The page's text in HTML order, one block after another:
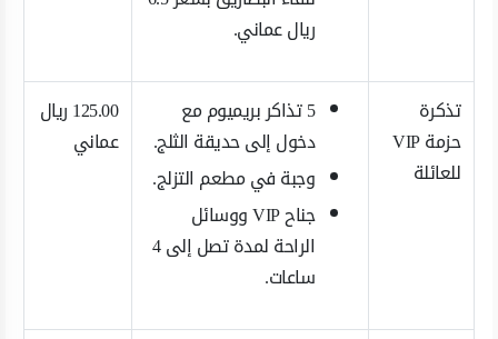
ريال عماني.
تذكرة
حزمة VIP
للعائلة
5 تذاكر بريميوم مع
دخول إلى حديقة الثلج.
وجبة في مطعم التزلج.
جناح VIP ووسائل
الراحة لمدة تصل إلى 4
ساعات.
125.00 ريال
عماني